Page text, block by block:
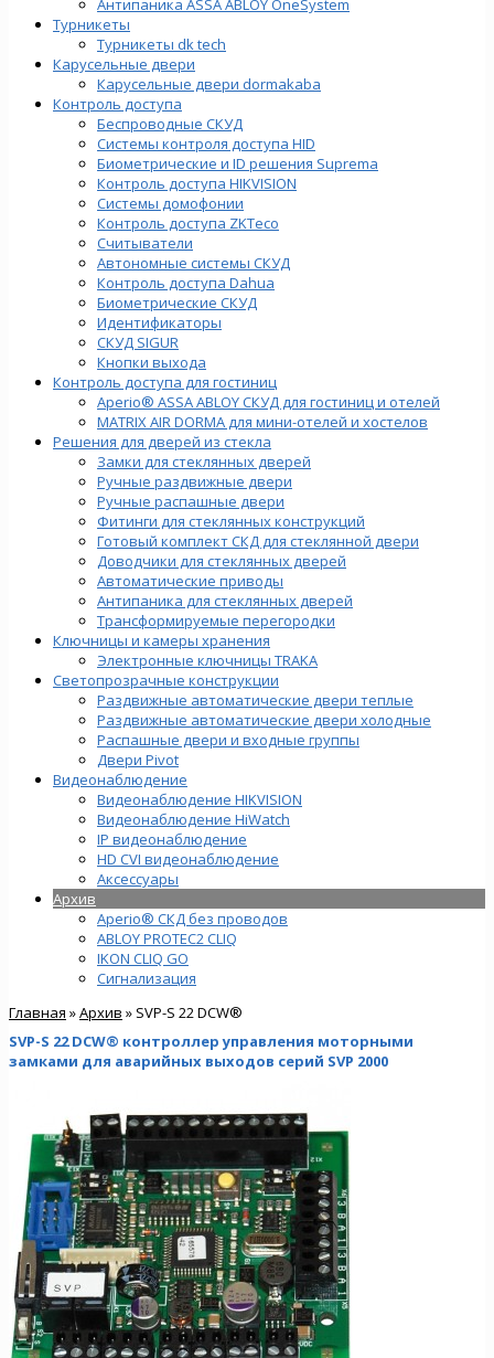
Турникеты
Турникеты dk tech
Карусельные двери
Карусельные двери dormakaba
Контроль доступа
Беспроводные СКУД
Системы контроля доступа HID
Биометрические и ID решения Suprema
Контроль доступа HIKVISION
Системы домофонии
Контроль доступа ZKTeco
Считыватели
Автономные системы СКУД
Контроль доступа Dahua
Биометрические СКУД
Идентификаторы
СКУД SIGUR
Кнопки выхода
Контроль доступа для гостиниц
Aperio® ASSA ABLOY СКУД для гостиниц и отелей
MATRIX AIR DORMA для мини-отелей и хостелов
Решения для дверей из стекла
Замки для стеклянных дверей
Ручные раздвижные двери
Ручные распашные двери
Фитинги для стеклянных конструкций
Готовый комплект СКД для стеклянной двери
Доводчики для стеклянных дверей
Автоматические приводы
Антипаника для стеклянных дверей
Трансформируемые перегородки
Ключницы и камеры хранения
Электронные ключницы TRAKA
Светопрозрачные конструкции
Раздвижные автоматические двери теплые
Раздвижные автоматические двери холодные
Распашные двери и входные группы
Двери Pivot
Видеонаблюдение
Видеонаблюдение HIKVISION
Видеонаблюдение HiWatch
IP видеонаблюдение
HD CVI видеонаблюдение
Аксессуары
Архив
Aperio® СКД без проводов
ABLOY PROTEC2 CLIQ
IKON CLIQ GO
Сигнализация
Главная »Архив » SVP-S 22 DCW®
SVP-S 22 DCW® контроллер управления моторными
замками для аварийных выходов серий SVP 2000